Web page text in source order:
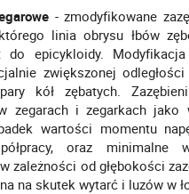
- zmodyfikowane
linia obrysu łbów
do epicykloidy.
zwiększonej
kół zębatych.
zegarach i zegarkach
wartości momentu
oraz minimalne
zależności od głębokości
na skutek wytarć i luzów w